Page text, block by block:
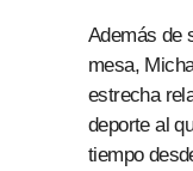
Además de
mesa,
estrecha
deporte al
tiempo